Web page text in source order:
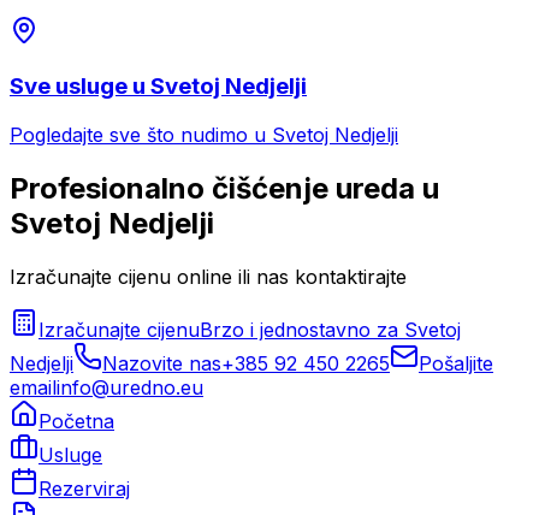
Sve usluge u Svetoj Nedjelji
Pogledajte sve što nudimo u Svetoj Nedjelji
Profesionalno čišćenje ureda u
Svetoj Nedjelji
Izračunajte cijenu online ili nas kontaktirajte
Izračunajte cijenuBrzo i jednostavno za Svetoj
Nedjelji
Nazovite nas+385 92 450 2265
Pošaljite
emailinfo@uredno.eu
Početna
Usluge
Rezerviraj